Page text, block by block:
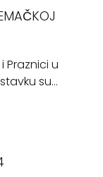
Praznici u
su…